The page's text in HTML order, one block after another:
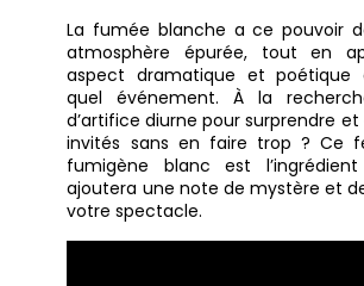
La fumée blanche a ce pouvoir
atmosphère épurée, tout en
aspect dramatique et poétique
quel événement. À la
d’artifice diurne pour surprendre
invités sans en faire trop ? Ce
fumigène blanc est
ajoutera une note de mystère et
votre spectacle.